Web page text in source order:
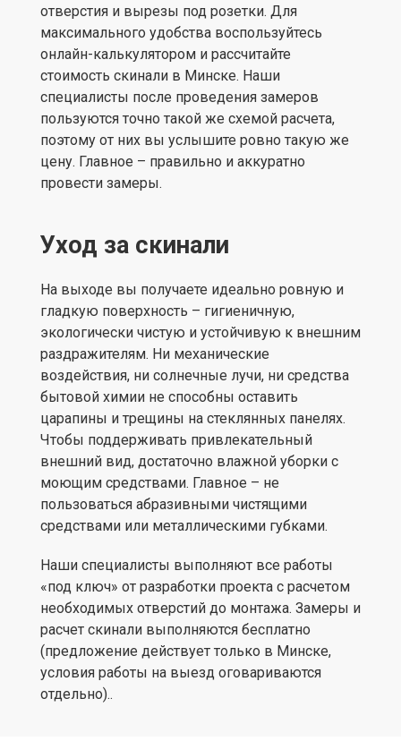
отверстия и вырезы под розетки. Для
максимального удобства воспользуйтесь
онлайн-калькулятором и рассчитайте
стоимость скинали в Минске. Наши
специалисты после проведения замеров
пользуются точно такой же схемой расчета,
поэтому от них вы услышите ровно такую же
цену. Главное – правильно и аккуратно
провести замеры.
Уход за скинали
На выходе вы получаете идеально ровную и
гладкую поверхность – гигиеничную,
экологически чистую и устойчивую к внешним
раздражителям. Ни механические
воздействия, ни солнечные лучи, ни средства
бытовой химии не способны оставить
царапины и трещины на стеклянных панелях.
Чтобы поддерживать привлекательный
внешний вид, достаточно влажной уборки с
моющим средствами. Главное – не
пользоваться абразивными чистящими
средствами или металлическими губками.
Наши специалисты выполняют все работы
«под ключ» от разработки проекта с расчетом
необходимых отверстий до монтажа. Замеры и
расчет скинали выполняются бесплатно
(предложение действует только в Минске,
условия работы на выезд оговариваются
отдельно)..